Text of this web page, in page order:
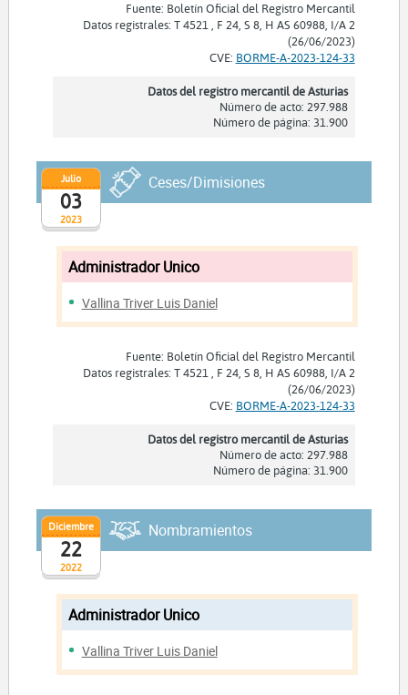
Fuente: Boletín Oficial del Registro Mercantil
Datos registrales: T 4521 , F 24, S 8, H AS 60988, I/A 2
(26/06/2023)
CVE: BORME-A-2023-124-33
Datos del registro mercantil de Asturias
Número de acto: 297.988
Número de página: 31.900
2023
Julio
03
Ceses/Dimisiones
Administrador Unico
Vallina Triver Luis Daniel
Fuente: Boletín Oficial del Registro Mercantil
Datos registrales: T 4521 , F 24, S 8, H AS 60988, I/A 2
(26/06/2023)
CVE: BORME-A-2023-124-33
Datos del registro mercantil de Asturias
Número de acto: 297.988
Número de página: 31.900
2022
Diciembre
22
Nombramientos
Administrador Unico
Vallina Triver Luis Daniel